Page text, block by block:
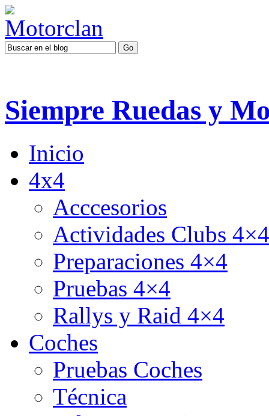
Siempre Ruedas y
Inicio
4x4
Acccesorios
Actividades Clubs 4×4
Preparaciones 4×4
Pruebas 4×4
Rallys y Raid 4×4
Coches
Pruebas Coches
Técnica